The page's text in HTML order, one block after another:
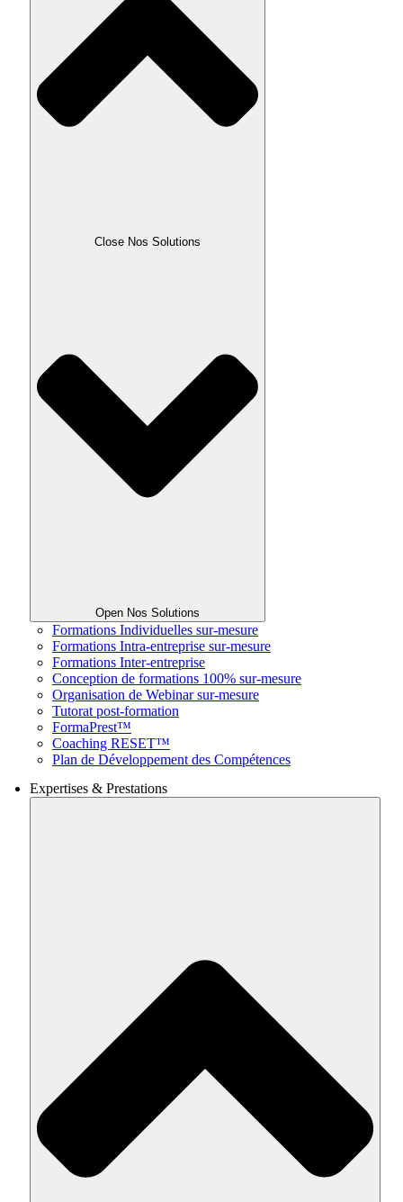
Close Nos Solutions
Open Nos Solutions
Formations Individuelles sur-mesure
Formations Intra-entreprise sur-mesure
Formations Inter-entreprise
Conception de formations 100% sur-mesure
Organisation de Webinar sur-mesure
Tutorat post-formation
FormaPrest™
Coaching RESET™
Plan de Développement des Compétences
Expertises & Prestations